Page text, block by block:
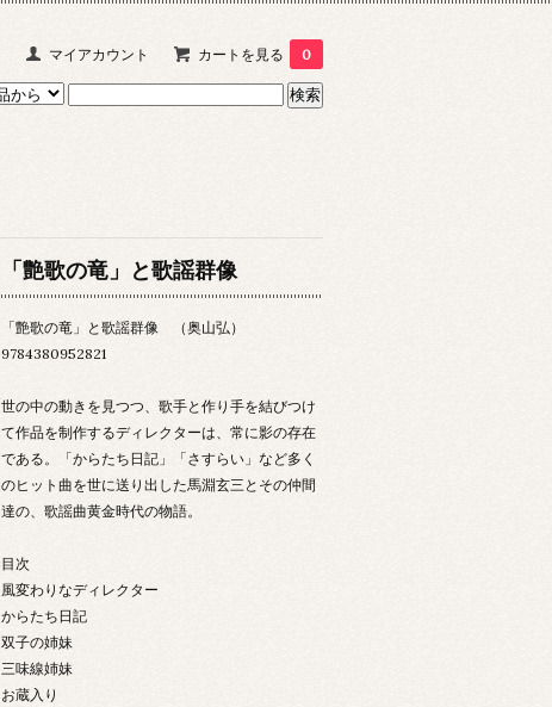
マイアカウント カートを見る 0
「艶歌の竜」と歌謡群像
「艶歌の竜」と歌謡群像 （奥山弘）
9784380952821
世の中の動きを見つつ、歌手と作り手を結びつけ
て作品を制作するディレクターは、常に影の存在
である。「からたち日記」「さすらい」など多く
のヒット曲を世に送り出した馬淵玄三とその仲間
達の、歌謡曲黄金時代の物語。
目次
風変わりなディレクター
からたち日記
双子の姉妹
三味線姉妹
お蔵入り